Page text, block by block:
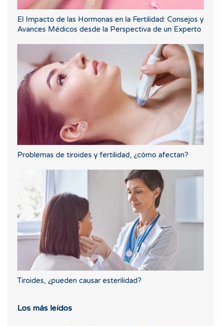
El Impacto de las Hormonas en la Fertilidad: Consejos y
Avances Médicos desde la Perspectiva de un Experto
Problemas de tiroides y fertilidad, ¿cómo afectan?
Tiroides, ¿pueden causar esterilidad?
Los más leídos